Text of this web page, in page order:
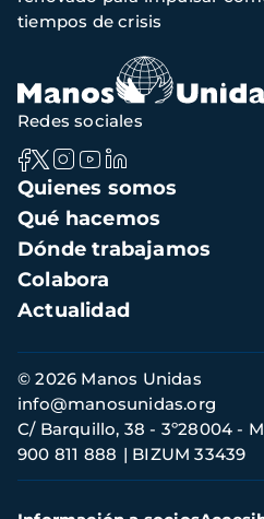
navegación
tiempos de crisis
Navegación
principal
Quienes somos
Qué hacemos
Dónde trabajamos
Colabora
Actualidad
Redes sociales
Información
de
contacto
© 2026 Manos Unidas
C/ Barquillo, 38 - 3º28004 -
900 811 888
BIZUM 33439
info@manosunidas.org